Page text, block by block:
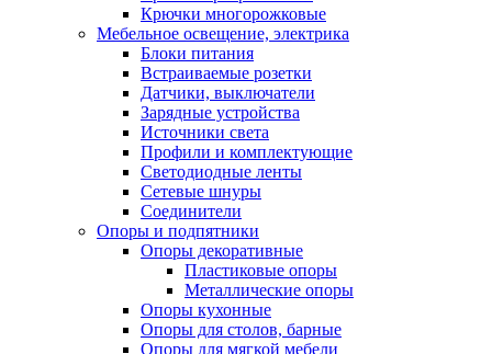
Крючки многорожковые
Мебельное освещение, электрика
Блоки питания
Встраиваемые розетки
Датчики, выключатели
Зарядные устройства
Источники света
Профили и комплектующие
Светодиодные ленты
Сетевые шнуры
Соединители
Опоры и подпятники
Опоры декоративные
Пластиковые опоры
Металлические опоры
Опоры кухонные
Опоры для столов, барные
Опоры для мягкой мебели